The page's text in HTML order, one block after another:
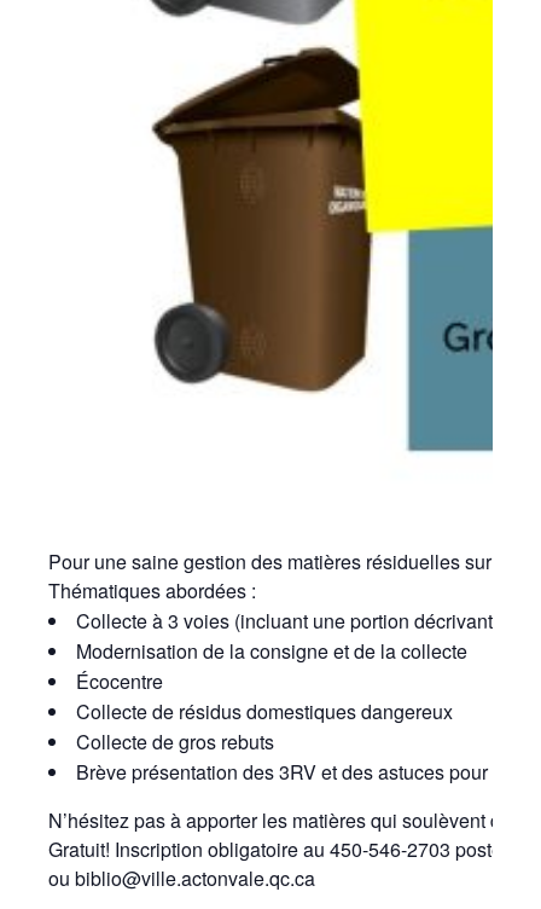
Pour une saine gestion des matières résiduelles sur le
Thématiques abordées :
Collecte à 3 voies (incluant une portion décrivant
Modernisation de la consigne et de la collecte
Écocentre
Collecte de résidus domestiques dangereux
Collecte de gros rebuts
Brève présentation des 3RV et des astuces pour
N’hésitez pas à apporter les matières qui soulèvent des
Gratuit! Inscription obligatoire au 450-546-2703 poste 252
ou biblio@ville.actonvale.qc.ca